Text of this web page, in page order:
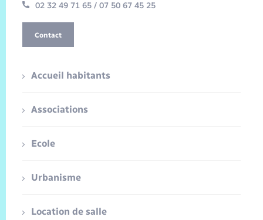
02 32 49 71 65 / 07 50 67 45 25
Contact
Accueil habitants
Associations
Ecole
Urbanisme
Location de salle